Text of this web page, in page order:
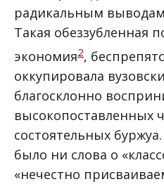
радикальным
Такая обеззубленная
экономия2,
оккупировала
благосклонно
высокопоставленных
состоятельных
было ни слова о
«нечестно